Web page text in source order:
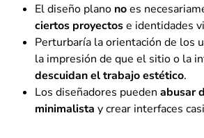
El diseño plano noes
ciertos proyectose identidades
Perturbaría la orientación de los
la impresión de que el sitio o la
descuidan el trabajo estético.
Los diseñadores pueden abusar
minimalista y crear interfaces